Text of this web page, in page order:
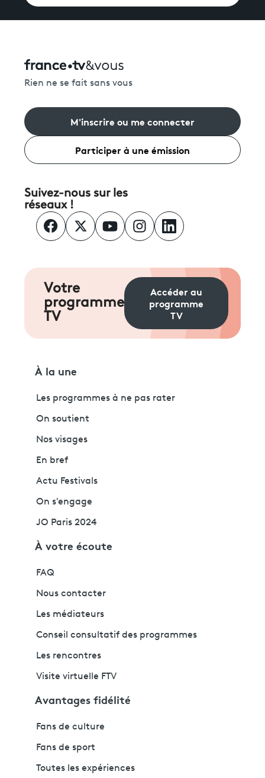
Rien ne se fait sans vous
M'inscrire ou me connecter
Participer à une émission
Suivez-nous sur les
réseaux !
Votre
programme
TV
Accéder au
programme
TV
À la une
Les programmes à ne pas rater
On soutient
Nos visages
En bref
Actu Festivals
On s'engage
JO Paris 2024
À votre écoute
FAQ
Nous contacter
Les médiateurs
Conseil consultatif des programmes
Les rencontres
Visite virtuelle FTV
Avantages fidélité
Fans de culture
Fans de sport
Toutes les expériences